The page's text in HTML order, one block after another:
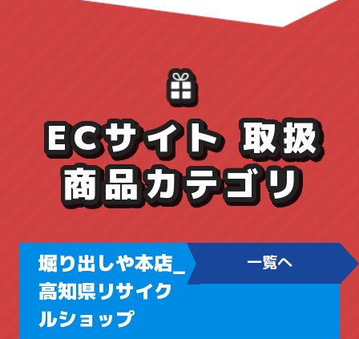
ECサイト 取扱
商品カテゴリ
堀り出しや本店_
高知県リサイク
ルショップ
一覧へ